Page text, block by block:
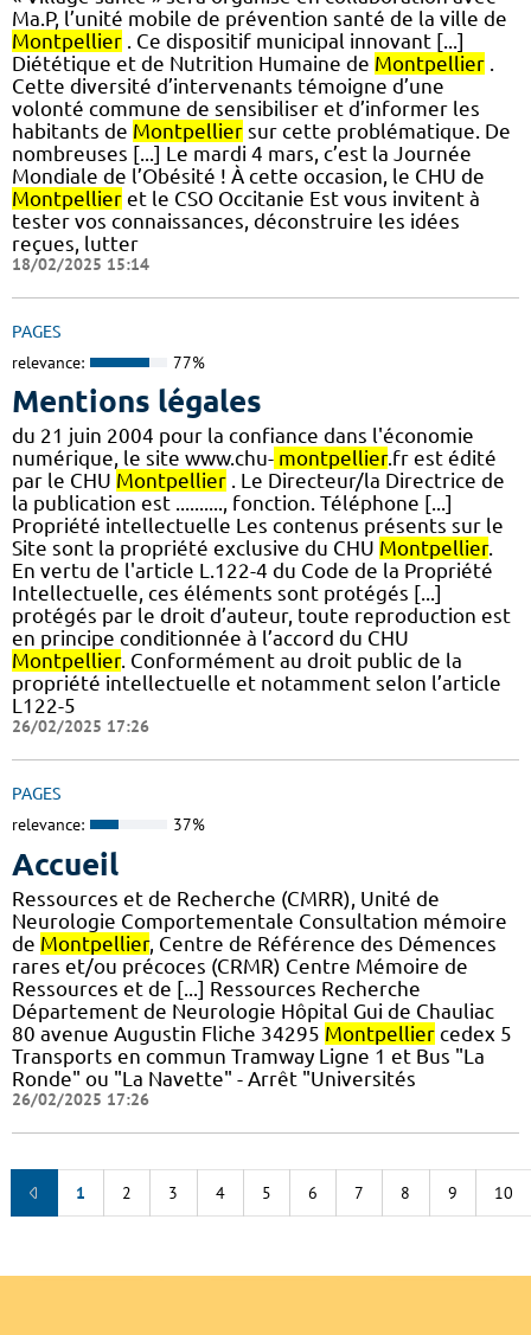
Ma.P, l’unité mobile de prévention santé de la ville de
Montpellier . Ce dispositif municipal innovant [...]
Diététique et de Nutrition Humaine de Montpellier
Cette diversité d’intervenants témoigne d’une
volonté commune de sensibiliser et d’informer les
habitants de Montpellier sur cette problématique. De
nombreuses [...] Le mardi 4 mars, c’est la Journée
Mondiale de l’Obésité ! À cette occasion, le CHU de
Montpellier et le CSO Occitanie Est vous invitent à
tester vos connaissances, déconstruire les idées
reçues, lutter
18/02/2025 15:14
PAGES
relevance: 77%
Mentions légales
du 21 juin 2004 pour la confiance dans l'économie
numérique, le site www.chu- montpellier.fr est édité
par le CHU Montpellier . Le Directeur/la Directrice de
la publication est .........., fonction. Téléphone [...]
Propriété intellectuelle Les contenus présents sur le
Site sont la propriété exclusive du CHU Montpellier.
En vertu de l'article L.122-4 du Code de la Propriété
Intellectuelle, ces éléments sont protégés [...]
protégés par le droit d’auteur, toute reproduction est
en principe conditionnée à l’accord du CHU
Montpellier. Conformément au droit public de la
propriété intellectuelle et notamment selon l’article
L122-5
26/02/2025 17:26
PAGES
relevance: 37%
Accueil
Ressources et de Recherche (CMRR), Unité de
Neurologie Comportementale Consultation mémoire
de Montpellier, Centre de Référence des Démences
rares et/ou précoces (CRMR) Centre Mémoire de
Ressources et de [...] Ressources Recherche
Département de Neurologie Hôpital Gui de Chauliac
80 avenue Augustin Fliche 34295 Montpellier cedex 5
Transports en commun Tramway Ligne 1 et Bus "La
Ronde" ou "La Navette" - Arrêt "Universités
26/02/2025 17:26
1 2 3 4 5 6 7 8 9 10